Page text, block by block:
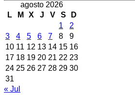
agosto 2026
L
M X J V S
D
1
2
3
4 5 6 7 8
9
10 11 12 13 14 15 16
17 18 19 20 21 22 23
24 25 26 27 28 29 30
31
« Jul